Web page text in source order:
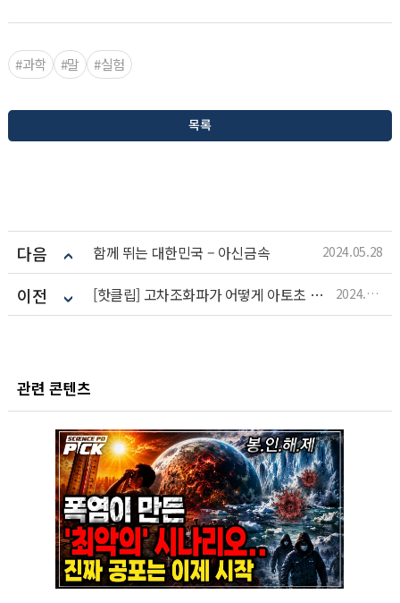
#과학 #말 #실험
목록
다음 함께 뛰는 대한민국 – 아신금속 2024.05.28
이전 [핫클립] 고차조화파가 어떻게 아토초 펄스를 생성할까 2024.05.28
관련 콘텐츠